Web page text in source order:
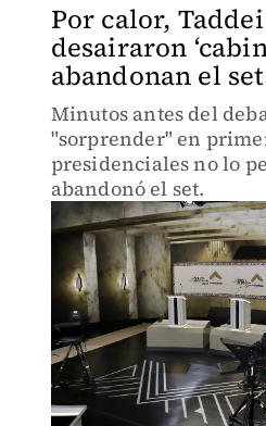
Por calor,
desairaron
abandonan el set
Minutos antes del
"sorprender" en
presidenciales no lo
abandonó el set.